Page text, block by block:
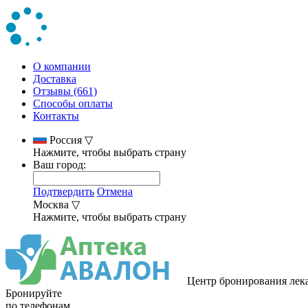
О компании
Доставка
Отзывы (661)
Способы оплаты
Контакты
Россия ▽
Нажмите, чтобы выбрать страну
Ваш город:
Подтвердить Отмена
Москва ▽
Нажмите, чтобы выбрать страну
Центр бронирования
Бронируйте
по телефонам